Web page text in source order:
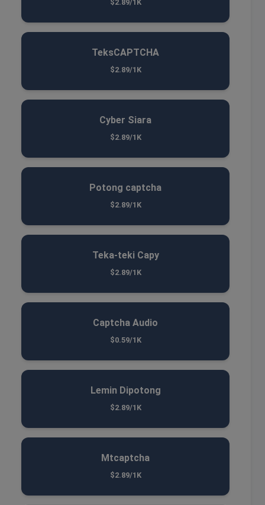
$2.89/1K
TeksCAPTCHA
$2.89/1K
Cyber ​​Siara
$2.89/1K
Potong captcha
$2.89/1K
Teka-teki Capy
$2.89/1K
Captcha Audio
$0.59/1K
Lemin Dipotong
$2.89/1K
Mtcaptcha
$2.89/1K